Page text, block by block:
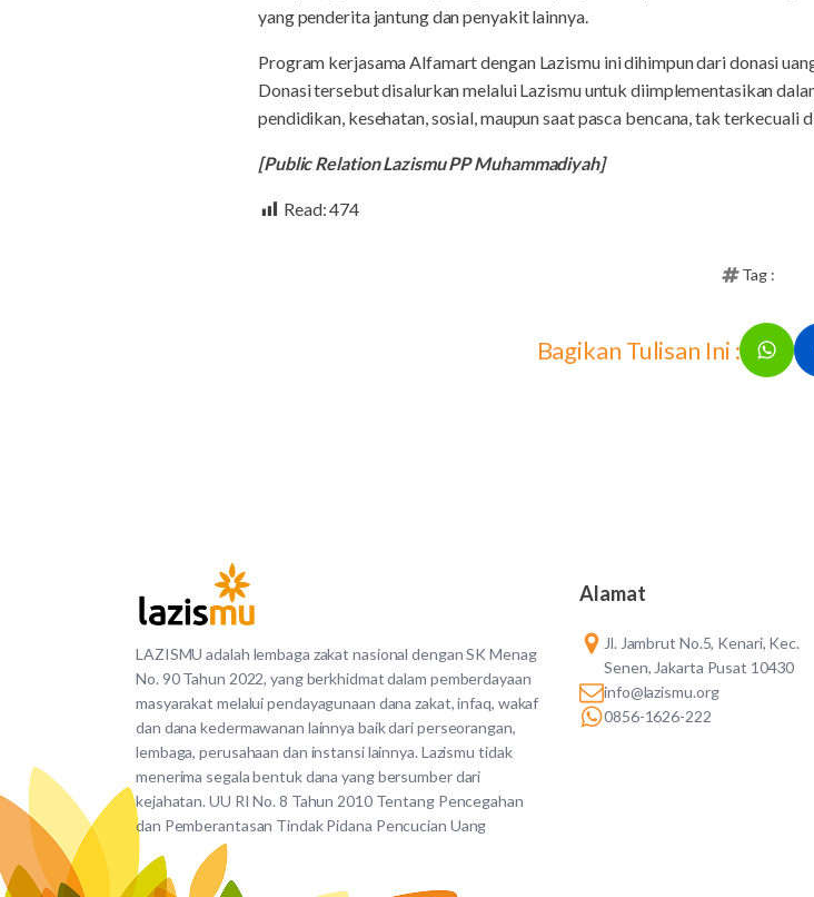
yang penderita jantung dan penyakit lainnya.
Program kerjasama Alfamart dengan Lazismu ini dihimpun dari donasi
Donasi tersebut disalurkan melalui Lazismu untuk diimplementasikan
pendidikan, kesehatan, sosial, maupun saat pasca bencana, tak terkecuali
[Public Relation Lazismu PP Muhammadiyah]
Read:474
Tag :
Bagikan Tulisan Ini :
LAZISMU adalah lembaga zakat nasional dengan SK Menag
No. 90 Tahun 2022, yang berkhidmat dalam pemberdayaan
masyarakat melalui pendayagunaan dana zakat, infaq, wakaf
dan dana kedermawanan lainnya baik dari perseorangan,
lembaga, perusahaan dan instansi lainnya. Lazismu tidak
menerima segala bentuk dana yang bersumber dari
kejahatan. UU RI No. 8 Tahun 2010 Tentang Pencegahan
dan Pemberantasan Tindak Pidana Pencucian Uang
Alamat
Jl. Jambrut No.5, Kenari, Kec.
Senen, Jakarta Pusat 10430
info@lazismu.org
0856-1626-222